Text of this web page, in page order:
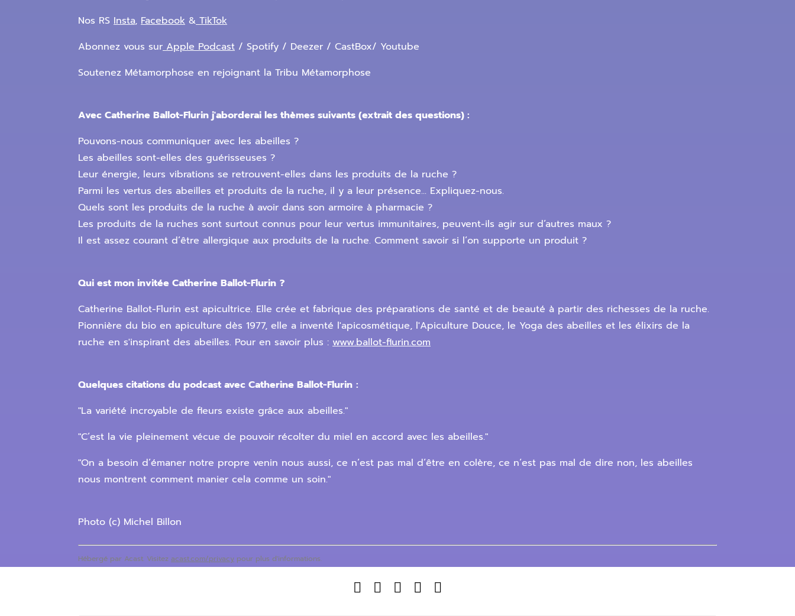
Nos RS Insta, Facebook &TikTok
Abonnez vous surApple Podcast / Spotify / Deezer / CastBox/ Youtube
Soutenez Métamorphose en rejoignant la Tribu Métamorphose
Avec Catherine Ballot-Flurin j'aborderai les thèmes suivants (extrait des questions) :
Pouvons-nous communiquer avec les abeilles ?
Les abeilles sont-elles des guérisseuses ?
Leur énergie, leurs vibrations se retrouvent-elles dans les produits de la ruche ?
Parmi les vertus des abeilles et produits de la ruche, il y a leur présence... Expliquez-nous.
Quels sont les produits de la ruche à avoir dans son armoire à pharmacie ?
Les produits de la ruches sont surtout connus pour leur vertus immunitaires, peuvent-ils agir sur d’autres maux ?
Il est assez courant d’être allergique aux produits de la ruche. Comment savoir si l’on supporte un produit ?
Qui est mon invitée Catherine Ballot-Flurin ?
Catherine Ballot-Flurin est apicultrice. Elle crée et fabrique des préparations de santé et de beauté à partir des richesses de la ruche.
Pionnière du bio en apiculture dès 1977, elle a inventé l'apicosmétique, l'Apiculture Douce, le Yoga des abeilles et les élixirs de la
ruche en s'inspirant des abeilles. Pour en savoir plus : www.ballot-flurin.com
Quelques citations du podcast avec Catherine Ballot-Flurin :
"La variété incroyable de fleurs existe grâce aux abeilles."
"C’est la vie pleinement vécue de pouvoir récolter du miel en accord avec les abeilles."
"On a besoin d’émaner notre propre venin nous aussi, ce n’est pas mal d’être en colère, ce n’est pas mal de dire non, les abeilles
nous montrent comment manier cela comme un soin."
Photo (c) Michel Billon
Hébergé par Acast. Visitez acast.com/privacy pour plus d'informations.
    